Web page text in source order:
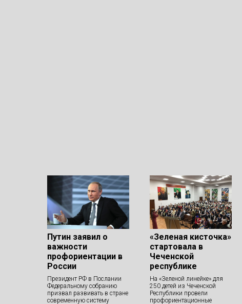
Путин заявил о
важности
профориентации в
России
Президент РФ в Послании
Федеральному собранию
призвал развивать в стране
современную систему
«Зеленая кисточка»
стартовала в
Чеченской
республике
На «Зеленой линейке» для
250 детей из Чеченской
Республики провели
профориентационные